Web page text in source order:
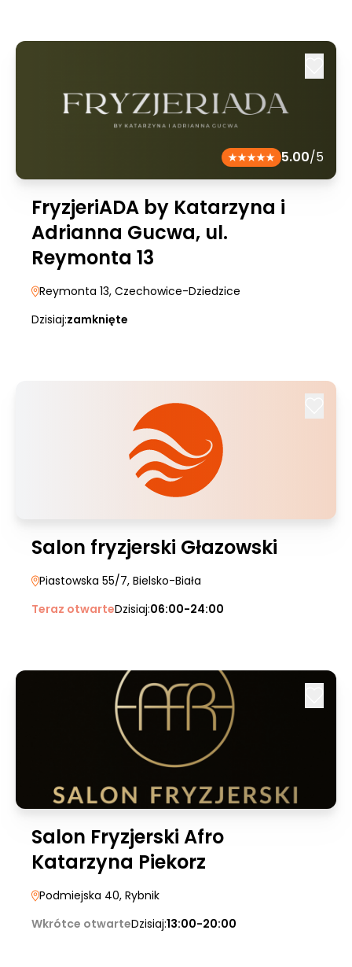
5.00/5
FryzjeriADA by Katarzyna i
Adrianna Gucwa, ul.
Reymonta 13
Reymonta 13, Czechowice-Dziedzice
Dzisiaj:zamknięte
Salon fryzjerski Głazowski
Piastowska 55/7, Bielsko-Biała
Teraz otwarteDzisiaj:06:00-24:00
Salon Fryzjerski Afro
Katarzyna Piekorz
Podmiejska 40, Rybnik
Wkrótce otwarteDzisiaj:13:00-20:00